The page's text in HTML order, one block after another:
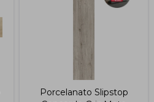
Porcelanato Slipstop